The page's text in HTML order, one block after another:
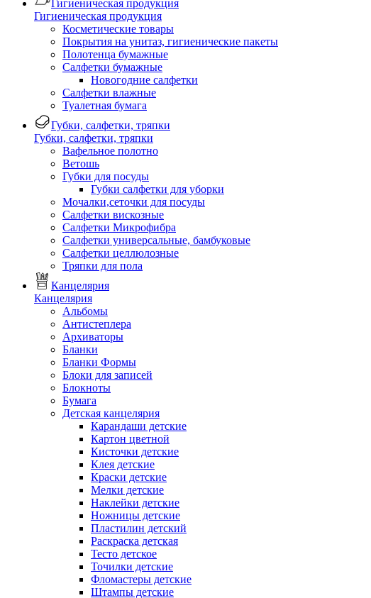
Гигиеническая продукция
Гигиеническая продукция
Косметические товары
Покрытия на унитаз, гигиенические пакеты
Полотенца бумажные
Салфетки бумажные
Новогодние салфетки
Салфетки влажные
Туалетная бумага
Губки, салфетки, тряпки
Губки, салфетки, тряпки
Вафельное полотно
Ветошь
Губки для посуды
Губки салфетки для уборки
Мочалки,сеточки для посуды
Салфетки вискозные
Салфетки Микрофибра
Салфетки универсальные, бамбуковые
Салфетки целлюлозные
Тряпки для пола
Канцелярия
Канцелярия
Альбомы
Антистеплера
Архиваторы
Бланки
Бланки Формы
Блоки для записей
Блокноты
Бумага
Детская канцелярия
Карандаши детские
Картон цветной
Кисточки детские
Клея детские
Краски детские
Мелки детские
Наклейки детские
Ножницы детские
Пластилин детский
Раскраска детская
Тесто детское
Точилки детские
Фломастеры детские
Штампы детские